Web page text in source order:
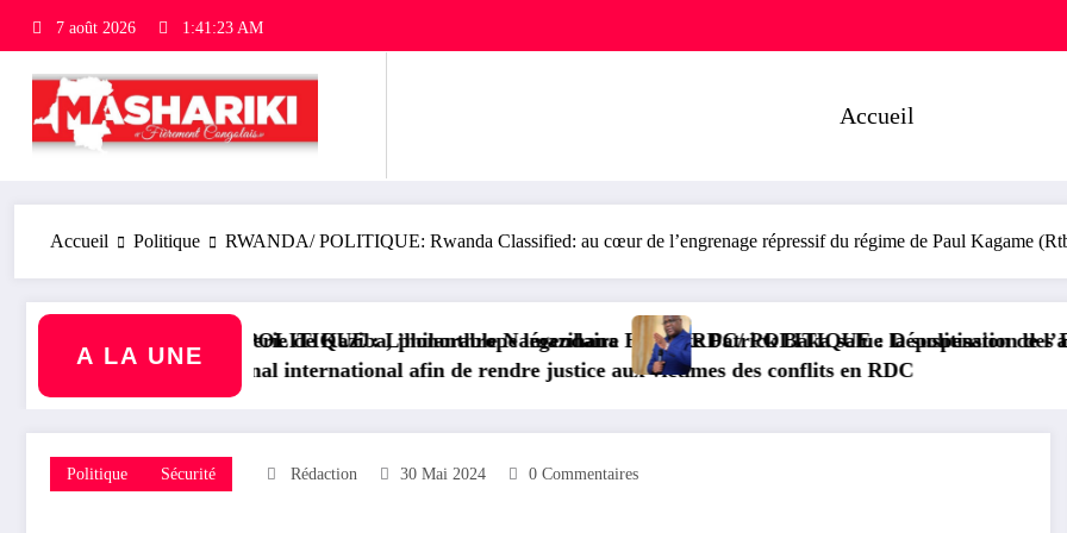
7 août 2026 1:41:24 AM
Accueil
Accueil Politique RWANDA/ POLITIQUE: Rwanda Classified: au cœur de l’engrenage répressif du régime de Paul Kagame
A LA UNE
philanthrope légendaire
afin de rendre justice aux victimes des conflits en RDC
L’honorable Namazihana Bachoke Patrick Baka salue la suspension de l’arrêté interministériel sur l’économie
RDC/ POLITIQUE : Dépolitisation des Entreprises: Les dirigeants des
RDC/ SANTÉ : Le
Politique Sécurité Rédaction 30 Mai 2024 0 Commentaires